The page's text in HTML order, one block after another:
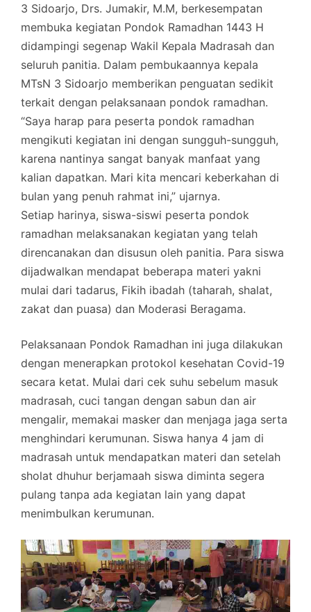
3 Sidoarjo, Drs. Jumakir, M.M, berkesempatan
membuka kegiatan Pondok Ramadhan 1443 H
didampingi segenap Wakil Kepala Madrasah dan
seluruh panitia. Dalam pembukaannya kepala
MTsN 3 Sidoarjo memberikan penguatan sedikit
terkait dengan pelaksanaan pondok ramadhan.
“Saya harap para peserta pondok ramadhan
mengikuti kegiatan ini dengan sungguh-sungguh,
karena nantinya sangat banyak manfaat yang
kalian dapatkan. Mari kita mencari keberkahan di
bulan yang penuh rahmat ini,” ujarnya.
Setiap harinya, siswa-siswi peserta pondok
ramadhan melaksanakan kegiatan yang telah
direncanakan dan disusun oleh panitia. Para siswa
dijadwalkan mendapat beberapa materi yakni
mulai dari tadarus, Fikih ibadah (taharah, shalat,
zakat dan puasa) dan Moderasi Beragama.
Pelaksanaan Pondok Ramadhan ini juga dilakukan
dengan menerapkan protokol kesehatan Covid-19
secara ketat. Mulai dari cek suhu sebelum masuk
madrasah, cuci tangan dengan sabun dan air
mengalir, memakai masker dan menjaga jaga serta
menghindari kerumunan. Siswa hanya 4 jam di
madrasah untuk mendapatkan materi dan setelah
sholat dhuhur berjamaah siswa diminta segera
pulang tanpa ada kegiatan lain yang dapat
menimbulkan kerumunan.